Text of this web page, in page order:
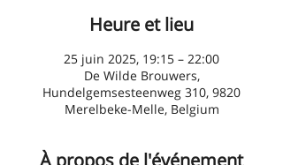
Heure et lieu
25 juin 2025, 19:15 – 22:00
De Wilde Brouwers,
Hundelgemsesteenweg 310, 9820
Merelbeke-Melle, Belgium
À propos de l'événement